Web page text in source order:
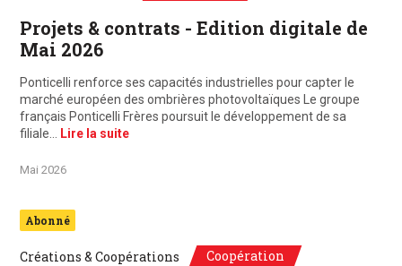
Projets & contrats - Edition digitale de
Mai 2026
Ponticelli renforce ses capacités industrielles pour capter le
marché européen des ombrières photovoltaïques Le groupe
français Ponticelli Frères poursuit le développement de sa
filiale…
Lire la suite
Mai 2026
Abonné
Créations & Coopérations Coopération